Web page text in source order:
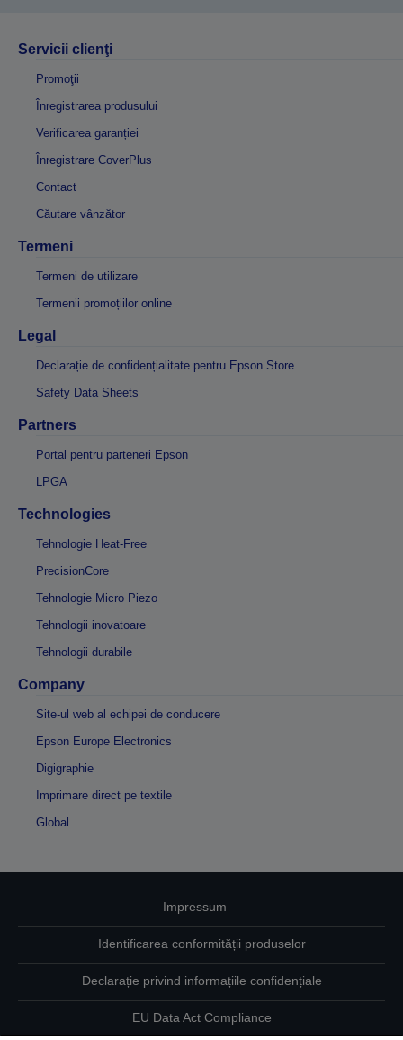
Servicii clienţi
Promoţii
Înregistrarea produsului
Verificarea garanției
Înregistrare CoverPlus
Contact
Căutare vânzător
Termeni
Termeni de utilizare
Termenii promoțiilor online
Legal
Declarație de confidențialitate pentru Epson Store
Safety Data Sheets
Partners
Portal pentru parteneri Epson
LPGA
Technologies
Tehnologie Heat-Free
PrecisionCore
Tehnologie Micro Piezo
Tehnologii inovatoare
Tehnologii durabile
Company
Site-ul web al echipei de conducere
Epson Europe Electronics
Digigraphie
Imprimare direct pe textile
Global
Impressum
Identificarea conformității produselor
Declarație privind informațiile confidențiale
EU Data Act Compliance